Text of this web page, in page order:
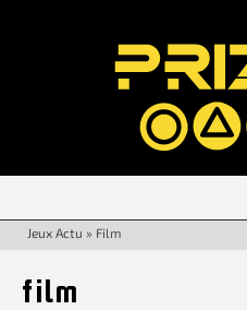
Jeux Actu » Film
film